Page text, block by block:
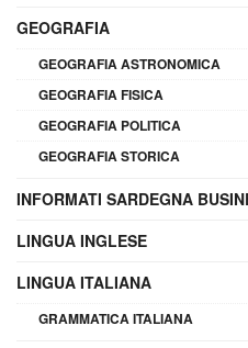
GEOGRAFIA
GEOGRAFIA ASTRONOMICA
GEOGRAFIA FISICA
GEOGRAFIA POLITICA
GEOGRAFIA STORICA
INFORMATI SARDEGNA
LINGUA INGLESE
LINGUA ITALIANA
GRAMMATICA ITALIANA